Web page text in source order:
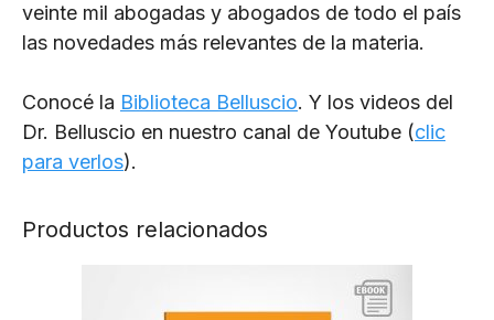
veinte mil abogadas y abogados de todo el país
las novedades más relevantes de la materia.
Conocé la Biblioteca Belluscio. Y los videos del
Dr. Belluscio en nuestro canal de Youtube (clic
para verlos).
Productos relacionados